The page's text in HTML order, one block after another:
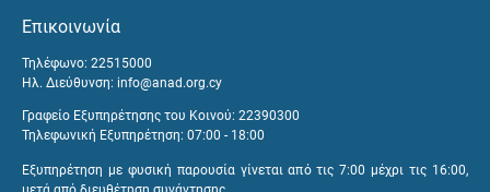
Επικοινωνία
Τηλέφωνο: 22515000
Ηλ. Διεύθυνση: info@anad.org.cy
Γραφείο Εξυπηρέτησης του Κοινού: 22390300
Τηλεφωνική Εξυπηρέτηση: 07:00 - 18:00
Εξυπηρέτηση με φυσική παρουσία γίνεται από τις 7:00 μέχρι τις 16:00,